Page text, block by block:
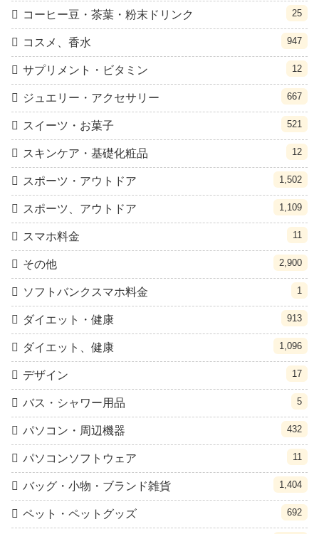
コーヒー豆・茶葉・粉末ドリンク 25
コスメ、香水 947
サプリメント・ビタミン 12
ジュエリー・アクセサリー 667
スイーツ・お菓子 521
スキンケア・基礎化粧品 12
スポーツ・アウトドア 1,502
スポーツ、アウトドア 1,109
スマホ料金 11
その他 2,900
ソフトバンクスマホ料金 1
ダイエット・健康 913
ダイエット、健康 1,096
デザイン 17
バス・シャワー用品 5
パソコン・周辺機器 432
パソコンソフトウェア 11
バッグ・小物・ブランド雑貨 1,404
ペット・ペットグッズ 692